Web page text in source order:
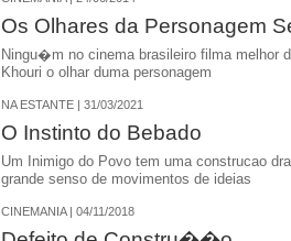
Os Olhares da Personagem
Ningu�m no cinema brasileiro filma melhor
Khouri o olhar duma personagem
NA ESTANTE | 31/03/2021
O Instinto do Bebado
Um Inimigo do Povo tem uma construcao
grande senso de movimentos de ideias
CINEMANIA | 04/11/2018